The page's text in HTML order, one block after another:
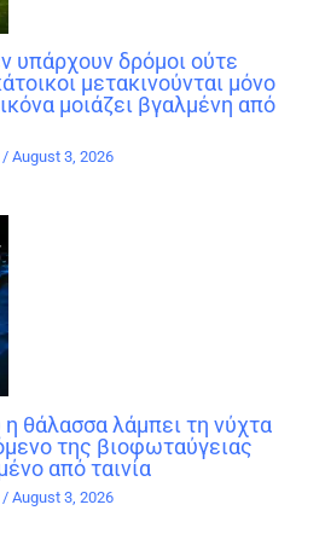
υπάρχουν δρόμοι ούτε
μετακινούνται μόνο
μοιάζει βγαλμένη από
/August 3, 2026
θάλασσα λάμπει τη νύχτα
της βιοφωταύγειας
από ταινία
/August 3, 2026